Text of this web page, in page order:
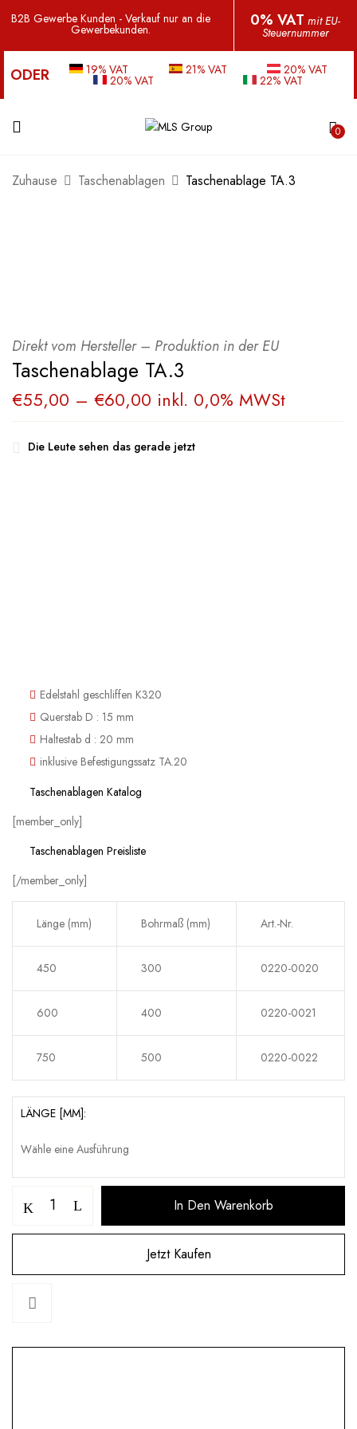
B2B Gewerbe Kunden - Verkauf nur an die
Gewerbekunden. 0% VAT mit EU-
Steuernummer
ODER 19% VAT 21% VAT 20% VAT
20% VAT 22% VAT
0
Zuhause Taschenablagen Taschenablage TA.3
Direkt vom Hersteller – Produktion in der EU
Taschenablage TA.3
€55,00 – €60,00 inkl. 0,0% MWSt
Die Leute sehen das gerade jetzt
Edelstahl geschliffen K320
Querstab D : 15 mm
Haltestab d : 20 mm
inklusive Befestigungssatz TA.20
Taschenablagen Katalog
[member_only]
Taschenablagen Preisliste
[/member_only]
Länge (mm) Bohrmaß (mm) Art.-Nr.
450 300 0220-0020
600 400 0220-0021
750 500 0220-0022
LÄNGE [MM]
In Den Warenkorb
Jetzt Kaufen